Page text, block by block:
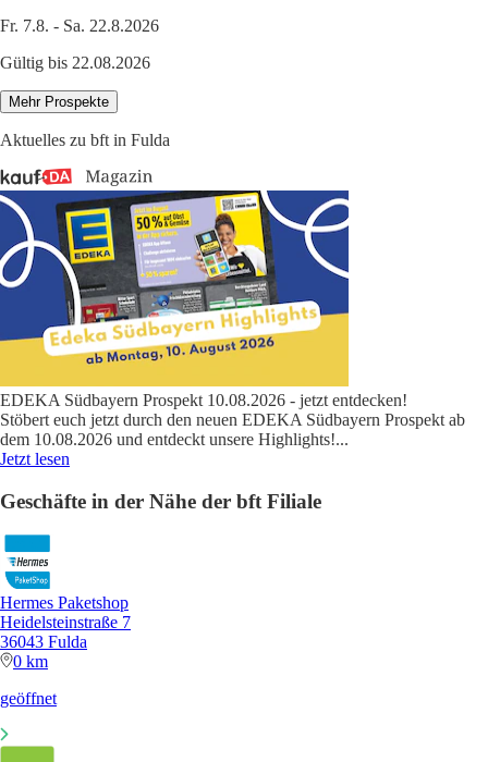
Fr. 7.8. - Sa. 22.8.2026
Gültig bis 22.08.2026
Mehr Prospekte
Aktuelles zu bft in Fulda
EDEKA Südbayern Prospekt 10.08.2026 - jetzt entdecken!
Stöbert euch jetzt durch den neuen EDEKA Südbayern Prospekt ab
dem 10.08.2026 und entdeckt unsere Highlights!...
Jetzt lesen
Geschäfte in der Nähe der bft Filiale
Hermes Paketshop
Heidelsteinstraße 7
36043 Fulda
0 km
geöffnet